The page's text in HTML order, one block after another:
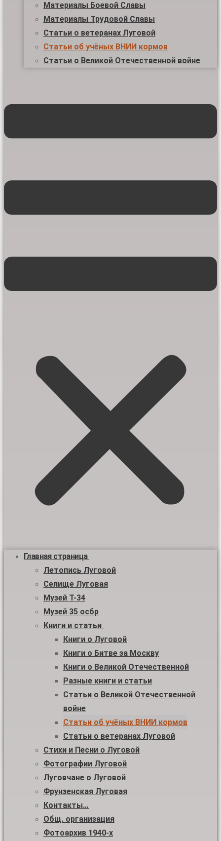
Материалы Боевой Славы
Материалы Трудовой Славы
Статьи о ветеранах Луговой
Статьи об учёных ВНИИ кормов
Статьи о Великой Отечественной войне
Главная страница
Летопись Луговой
Селище Луговая
Музей Т-34
Музей 35 осбр
Книги и статьи
Книги о Луговой
Книги о Битве за Москву
Книги о Великой Отечественной
Разные книги и статьи
Статьи о Великой Отечественной
войне
Статьи об учёных ВНИИ кормов
Статьи о ветеранах Луговой
Стихи и Песни о Луговой
Фотографии Луговой
Луговчане о Луговой
Фрунзенская Луговая
Контакты…
Общ. организация
Фотоархив 1940-х